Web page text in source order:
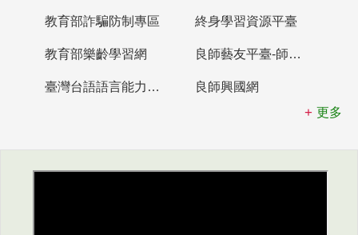
教育部詐騙防制專區 終身學習資源平臺
教育部樂齡學習網 良師藝友平臺-師資培育整合平臺
臺灣台語語言能力認證網站
良師興國網
更多